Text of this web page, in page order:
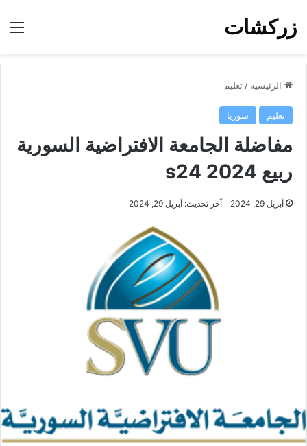
زركشات
الرئيسية / تعليم
تعليم سوريا
مفاضلة الجامعة الافتراضية السورية
ربيع 2024 s24
أبريل 29, 2024 آخر تحديث: أبريل 29, 2024